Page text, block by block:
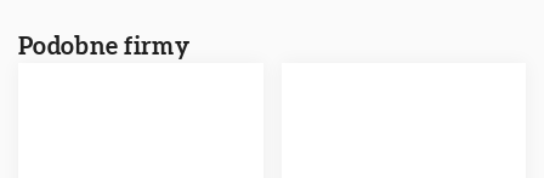
Podobne firmy